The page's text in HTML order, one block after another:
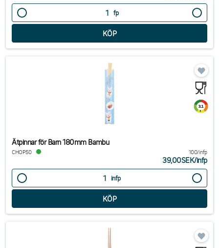
fp
Ätpinnar för Barn 180mm Bambu
CHOP50 100/infp
39,00SEK/infp
infp